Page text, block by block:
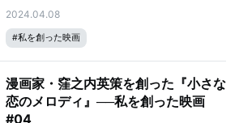
2024.04.08
#私を創った映画
漫画家・窪之内英策を創った『小さな
恋のメロディ』──私を創った映画
#04